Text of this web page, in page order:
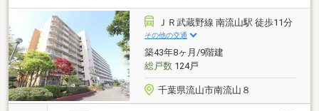
ローゼット2箇所有り・豊富な収納スペース・順梁ア
ウトフレーム工法・リビングダイニングに温水床暖
房・ペット飼育可（飼育細則有り）・パーティールー
ム、キッズルーム有り（有償）・ダブルオートロック
システム・食洗器付き
ＪＲ武蔵野線 南流山駅 徒歩11分
その他の交通
築43年8ヶ月/9階建
総戸数124戸
千葉県流山市南流山８